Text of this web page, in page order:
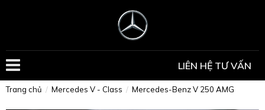
LIÊN HỆ TƯ VẤN
Trang chủ Mercedes V - Class Mercedes-Benz V 250 AMG